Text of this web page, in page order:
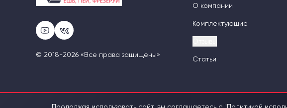
© 2018-2026 «Все права защищены»
О компании
Комплектующие
Статьи